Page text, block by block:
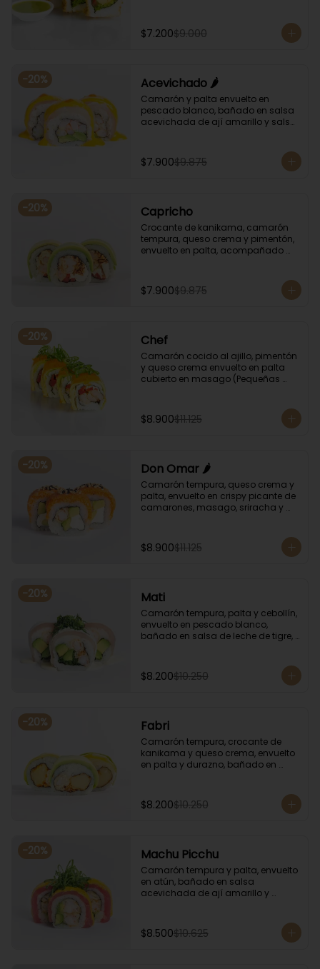
$7.200$9.000
-20% Acevichado 🌶️
Camarón y palta envuelto en
pescado blanco, bañado en salsa
acevichada de ají amarillo y salsa
$7.900$9.875
-20% Capricho
Crocante de kanikama, camarón
tempura, queso crema y pimentón,
envuelto en palta, acompañado
$7.900$9.875
-20% Chef
Camarón cocido al ajillo, pimentón
y queso crema envuelto en palta
cubierto en masago (Pequeñas
$8.900$11.125
-20% Don Omar 🌶️
Camarón tempura, queso crema y
palta, envuelto en crispy picante de
camarones, masago, sriracha y
$8.900$11.125
-20% Mati
Camarón tempura, palta y cebollín,
envuelto en pescado blanco,
bañado en salsa de leche de tigre,
$8.200$10.250
-20% Fabri
Camarón tempura, crocante de
kanikama y queso crema, envuelto
en palta y durazno, bañado en
$8.200$10.250
-20% Machu Picchu
Camarón tempura y palta, envuelto
en atún, bañado en salsa
acevichada de ají amarillo y
$8.500$10.625